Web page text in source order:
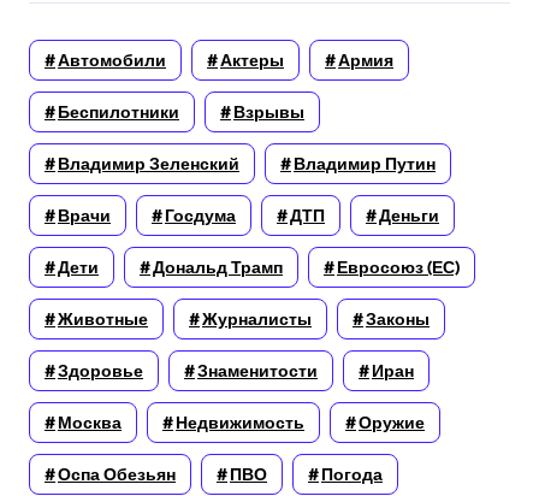
Автомобили Актеры Армия
Беспилотники Взрывы
Владимир Зеленский Владимир Путин
Врачи Госдума ДТП Деньги
Дети Дональд Трамп Евросоюз (ЕС)
Животные Журналисты Законы
Здоровье Знаменитости Иран
Москва Недвижимость Оружие
Оспа Обезьян ПВО Погода